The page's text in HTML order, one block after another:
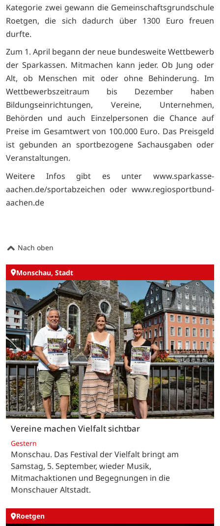
Kategorie zwei gewann die Gemeinschaftsgrundschule
Roetgen, die sich dadurch über 1300 Euro freuen
durfte.
Zum 1. April begann der neue bundesweite Wettbewerb
der Sparkassen. Mitmachen kann jeder. Ob Jung oder
Alt, ob Menschen mit oder ohne Behinderung. Im
Wettbewerbszeitraum bis Dezember haben
Bildungseinrichtungen, Vereine, Unternehmen,
Behörden und auch Einzelpersonen die Chance auf
Preise im Gesamtwert von 100.000 Euro. Das Preisgeld
ist gebunden an sportbezogene Sachausgaben oder
Veranstaltungen.
Weitere Infos gibt es unter www.sparkasse-
aachen.de/sportabzeichen oder www.regiosportbund-
aachen.de
Nach oben
Monschau, Stadt
Vereine machen Vielfalt sichtbar
Gestern
Monschau. Das Festival der Vielfalt bringt am
Samstag, 5. September, wieder Musik,
Mitmachaktionen und Begegnungen in die
Monschauer Altstadt.
Roetgen